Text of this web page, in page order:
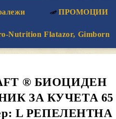
ПРОМОЦИИ
Nutrition Flatazor, Gimborn
® БИОЦИДЕН
ЗА КУЧЕТА 65
L РЕПЕЛЕНТНА